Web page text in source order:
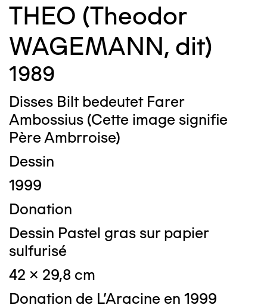
THEO (Theodor
WAGEMANN, dit)
1989
Disses Bilt bedeutet Farer
Ambossius (Cette image signifie
Père Ambrroise)
Dessin
1999
Donation
Dessin Pastel gras sur papier
sulfurisé
42 x 29,8 cm
Donation de L'Aracine en 1999